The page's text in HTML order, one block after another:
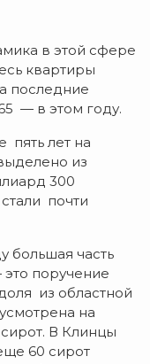
в этой сфере
квартиры
последние
— в этом году.
пять лет на
из
300
почти
большая часть
поручение
из областной
на
В Клинцы
60 сирот